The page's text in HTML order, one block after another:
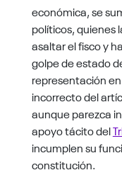
económica, se
políticos, quienes
asaltar el fisco y
golpe de estado
representación
incorrecto del
aunque parezca
apoyo tácito del
incumplen su
constitución.